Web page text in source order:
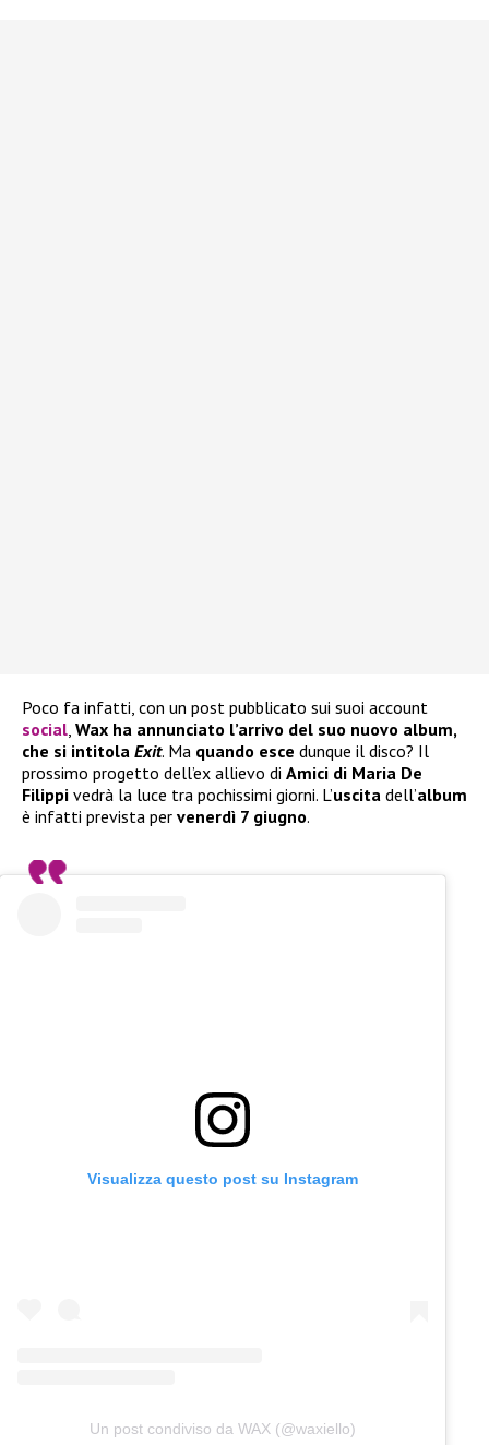
Poco fa infatti, con un post pubblicato sui suoi account
social, Wax ha annunciato l’arrivo del suo nuovo album,
che si intitola Exit. Ma quando esce dunque il disco? Il
prossimo progetto dell’ex allievo di Amici di Maria De
Filippi vedrà la luce tra pochissimi giorni. L’uscita dell’album
è infatti prevista per venerdì 7 giugno.
Visualizza questo post su Instagram
Un post condiviso da WAX (@waxiello)